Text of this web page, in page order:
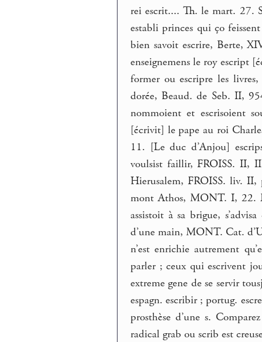
rei escrit.... Th. le mart. 27.
establi princes qui ço
bien savoit escrire, Berte,
enseignemens le roy escript
former ou escripre les
dorée, Beaud. de Seb. II,
nommoient et escrisoient
[écrivit] le pape au roi
11. [Le duc d’Anjou]
voulsist faillir, FROISS. II,
Hierusalem, FROISS. liv.
mont Athos, MONT. I, 22.
assistoit à sa brigue,
d’une main, MONT. Cat.
n’est enrichie autrement
parler ; ceux qui escrivent
extreme gene de se servir
espagn. escribir ; portug.
prosthèse d’une s.
radical grab ou scrib est